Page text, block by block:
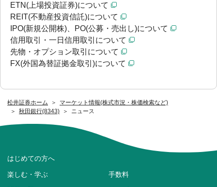
松井証券ホーム
マーケット情報(株式市況・株価検索など)
秋田銀行(8343)
ニュース
ETN(上場投資証券)について
REIT(不動産投資信託)について
IPO(新規公開株)、PO(公募・売出し)について
信用取引・一日信用取引について
先物・オプション取引について
FX(外国為替証拠金取引)について
はじめての方へ
楽しむ・学ぶ 手数料